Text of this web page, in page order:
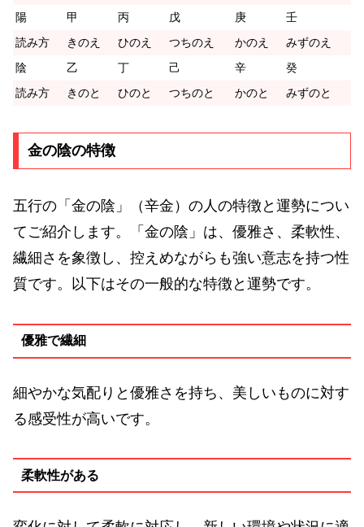
陽
甲 丙 戊 庚
壬
読み方
きのえ ひのえ つちのえ かのえ
みずのえ
陰
乙 丁 己 辛
癸
読み方
きのと ひのと つちのと かのと みずのと
金の陰の特徴
五行の「金の陰」（辛金）の人の特徴と運勢につい
てご紹介します。「金の陰」は、優雅さ、柔軟性、
繊細さを象徴し、控えめながらも強い意志を持つ性
質です。以下はその一般的な特徴と運勢です。
優雅で繊細
細やかな気配りと優雅さを持ち、美しいものに対す
る感受性が高いです。
柔軟性がある